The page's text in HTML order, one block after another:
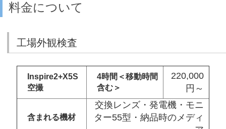
料金について
工場外観検査
Inspire2+X5S
空撮
4時間＜移動時間
含む＞
220,000
円～
含まれる機材
交換レンズ・発電機・モニ
ター55型・納品時のメディ